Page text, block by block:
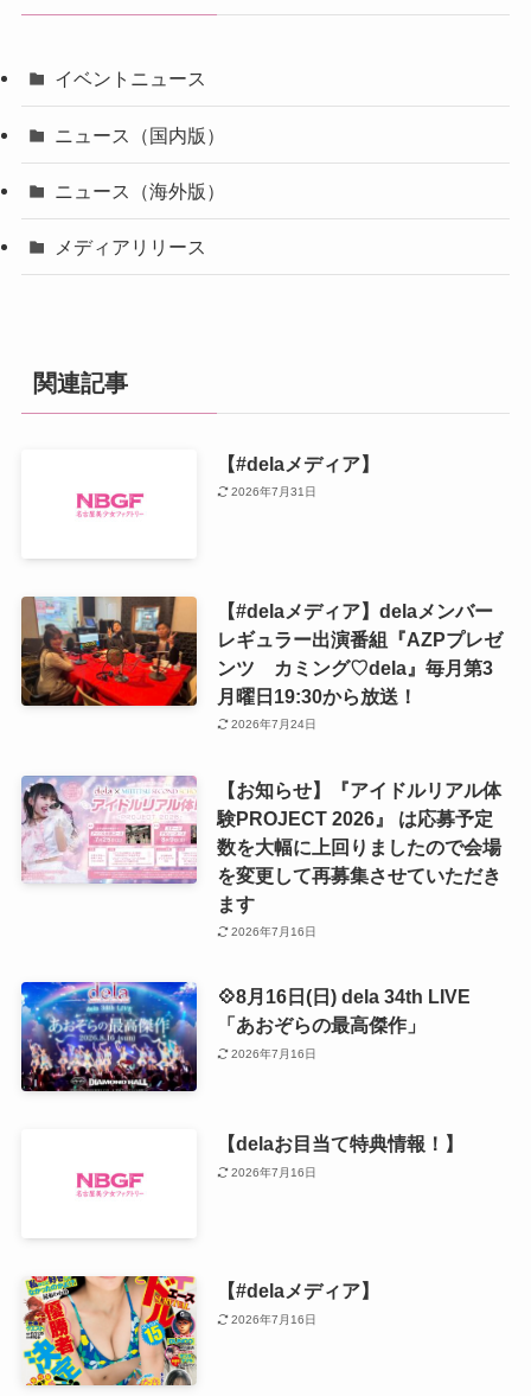
イベントニュース
ニュース（国内版）
ニュース（海外版）
メディアリリース
関連記事
【#delaメディア】
2026年7月31日
【#delaメディア】delaメンバー
レギュラー出演番組『AZPプレゼ
ンツ カミング♡dela』毎月第3
月曜日19:30から放送！
2026年7月24日
【お知らせ】『アイドルリアル体
験PROJECT 2026』 は応募予定
数を大幅に上回りましたので会場
を変更して再募集させていただき
ます
2026年7月16日
💠8月16日(日) dela 34th LIVE
「あおぞらの最高傑作」
2026年7月16日
【delaお目当て特典情報！】
2026年7月16日
【#delaメディア】
2026年7月16日